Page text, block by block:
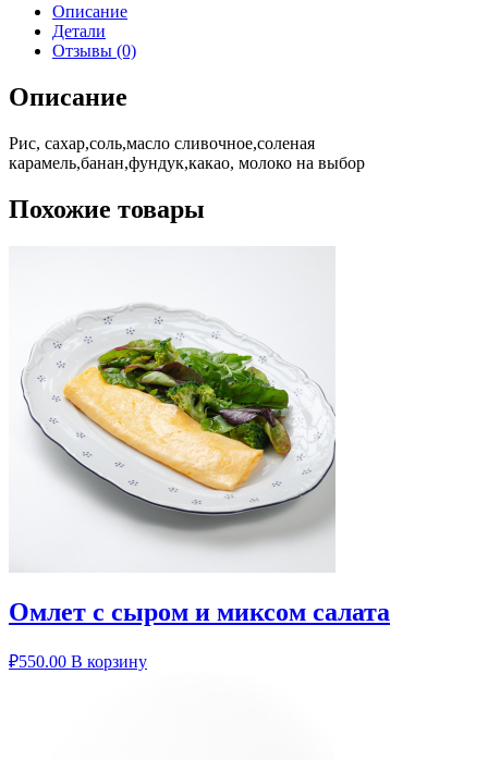
Описание
Детали
Отзывы (0)
Описание
Рис, сахар,соль,масло сливочное,соленая
карамель,банан,фундук,какао, молоко на выбор
Похожие товары
Омлет с сыром и миксом салата
₽550.00 В корзину